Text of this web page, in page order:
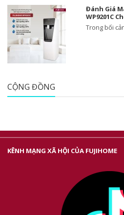
Đánh Giá
WP9201C
Trong bối
CỘNG ĐỒNG
KÊNH MẠNG XÃ HỘI CỦA FUJIHOME